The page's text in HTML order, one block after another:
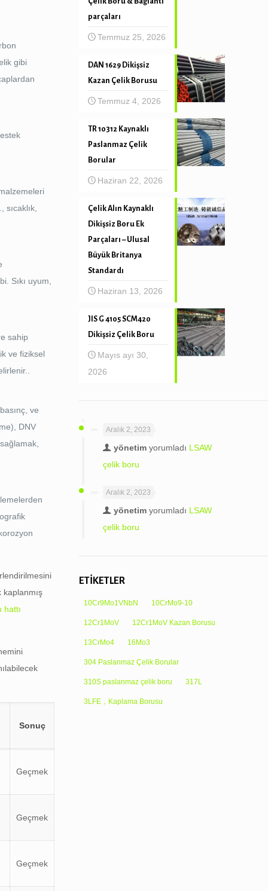
gibi
Sıkı uyum,
sahip
ve fiziksel
ve
DNV
hattı
Sonuç
Geçmek
Geçmek
Geçmek
parçaları
Temmuz 25, 2026
DAN 1629 Dikişsiz
Kazan Çelik Borusu
Temmuz 4, 2026
TR 10312 Kaynaklı
Paslanmaz Çelik
Borular
Haziran 22, 2026
Çelik Alın Kaynaklı
Dikişsiz Boru Ek
Parçaları – Ulusal
Büyük Britanya
Standardı
Haziran 13, 2026
JIS G 4105 SCM420
Dikişsiz Çelik Boru
Mayıs ayı 30,
2026
Aralık 2, 2023
yönetimyorumladı LSAW
çelik boru
Aralık 2, 2023
yönetimyorumladı LSAW
çelik boru
ETİKETLER
10Cr9Mo1VNbN 10CrMo9-10
12Cr1MoV 12Cr1MoV Kazan Borusu
13CrMo4 16Mo3
304 Paslanmaz Çelik Borular
310S paslanmaz çelik boru 317L
3LFE，Kaplama Borusu